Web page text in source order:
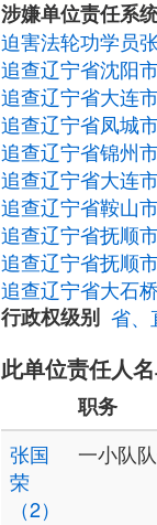
涉嫌单位责任系
迫害法轮功学员
追查辽宁省沈阳
追查辽宁省大连
追查辽宁省凤城
追查辽宁省锦州
追查辽宁省大连
追查辽宁省鞍山
追查辽宁省抚顺
追查辽宁省抚顺
追查辽宁省大石
行政权级别 省、
此单位责任人
职务
张国
荣
（2）
一小队